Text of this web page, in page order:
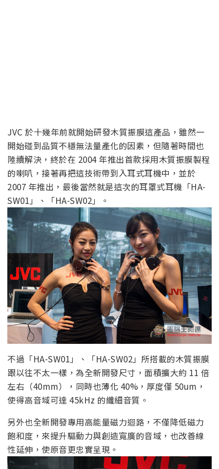
JVC 於十幾年前就開始研發木質振膜這產品，雖然一
開始碰到品質不穩無法量產化的因素，但隨著時間也
陸續解決，終於在 2004 年推出首款採用木質振膜製程
的喇叭，接著再把這技術帶到入耳式耳機中，並於
2007 年推出，最後當然就是這次的耳罩式耳機「HA-
SW01」、「HA-SW02」。
不過「HA-SW01」、「HA-SW02」所搭載的木質振膜
跟以往不太一樣，為全新開發尺寸，面積擴大約 11 倍
左右（40mm），同時也薄化 40%，厚度僅 50um，
使得高音域可達 45kHz 的纖細音質。
另外也全新開發專用高能量磁力迴路，不僅降低磁力
飽和度，來提升驅動力與創造寬廣的音域，也改善線
性延伸，使原音更忠實呈現。